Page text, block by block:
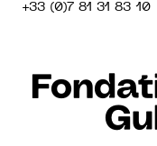
+33 (0)7 81 31 83 10